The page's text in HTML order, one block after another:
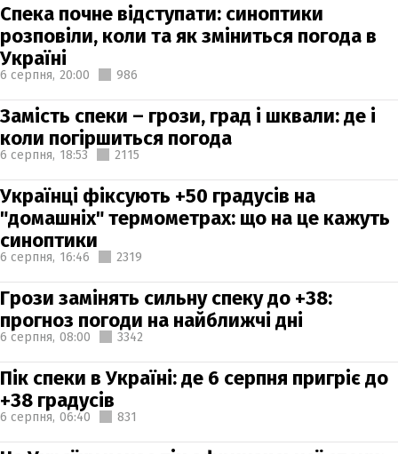
Спека почне відступати: синоптики
розповіли, коли та як зміниться погода в
Україні
6 серпня, 20:00 986
Замість спеки – грози, град і шквали: де і
коли погіршиться погода
6 серпня, 18:53 2115
Українці фіксують +50 градусів на
"домашніх" термометрах: що на це кажуть
синоптики
6 серпня, 16:46 2319
Грози замінять сильну спеку до +38:
прогноз погоди на найближчі дні
6 серпня, 08:00 3342
Пік спеки в Україні: де 6 серпня пригріє до
+38 градусів
6 серпня, 06:40 831